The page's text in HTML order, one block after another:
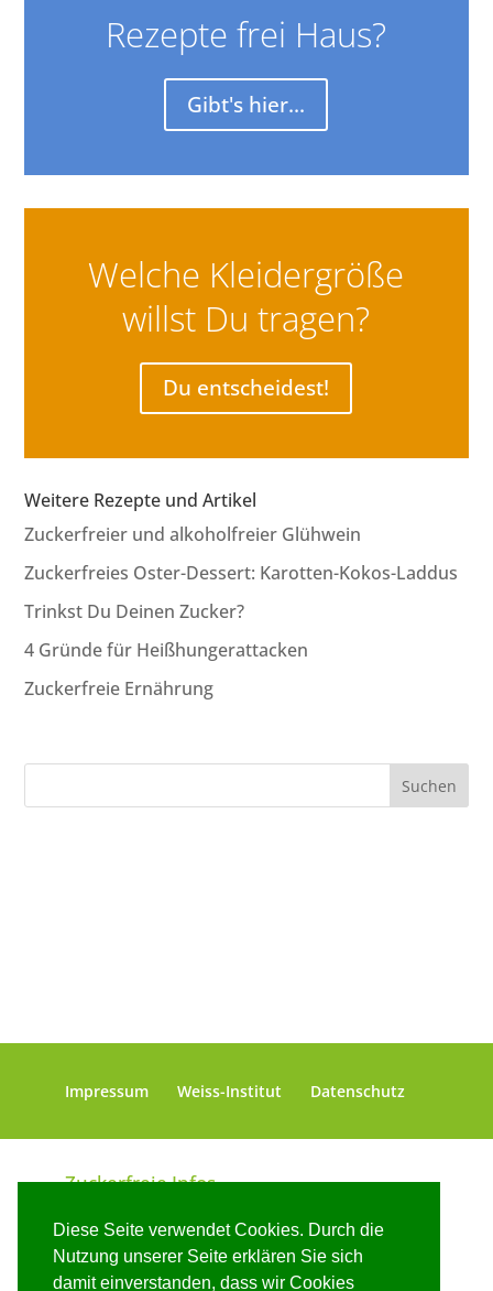
Diese Seite verwendet Cookies. Durch die
Nutzung unserer Seite erklären Sie sich
damit einverstanden, dass wir Cookies
Rezepte frei Haus?
Gibt's hier...
Welche Kleidergröße
willst Du tragen?
Du entscheidest!
Weitere Rezepte und Artikel
Zuckerfreier und alkoholfreier Glühwein
Zuckerfreies Oster-Dessert: Karotten-Kokos-Laddus
Trinkst Du Deinen Zucker?
4 Gründe für Heißhungerattacken
Zuckerfreie Ernährung
Impressum Weiss-Institut Datenschutz
Zuckerfreie Infos
Was bedeutet „zuckerfrei“?
Bin ich zuckersüchtig? Machen Sie den